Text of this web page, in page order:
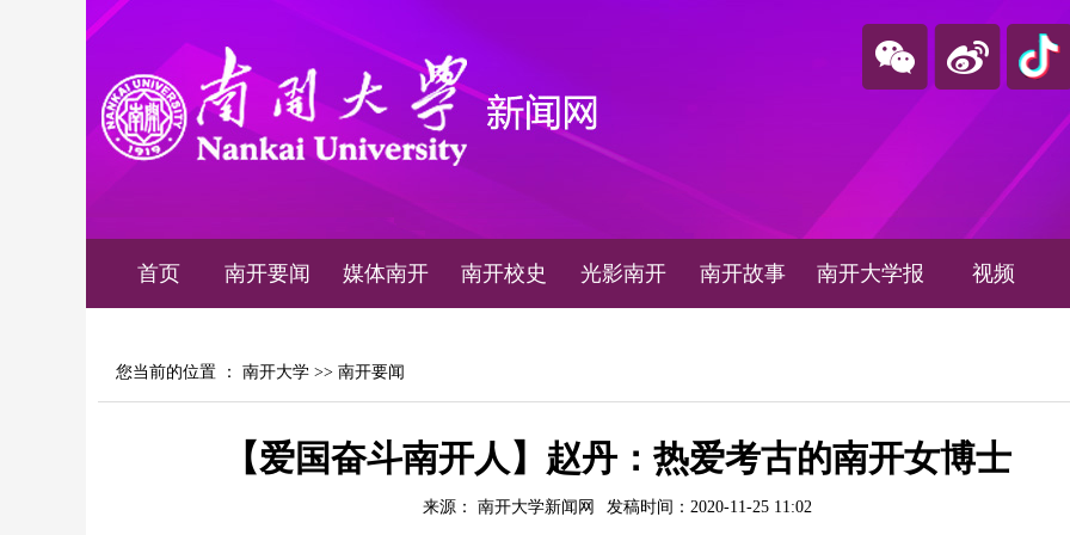
首页 南开要闻 媒体南开 南开校史 光影南开 南开故事 南开大学报 视频
您当前的位置 ： 南开大学 >> 南开要闻
【爱国奋斗南开人】赵丹：热爱考古的南开女博士
来源： 南开大学新闻网 发稿时间：2020-11-25 11:02